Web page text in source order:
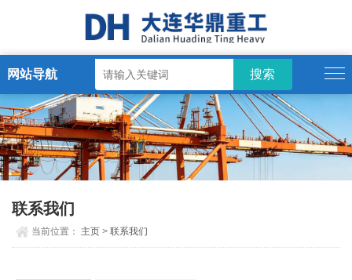
网站导航
联系我们
当前位置： 主页 >联系我们